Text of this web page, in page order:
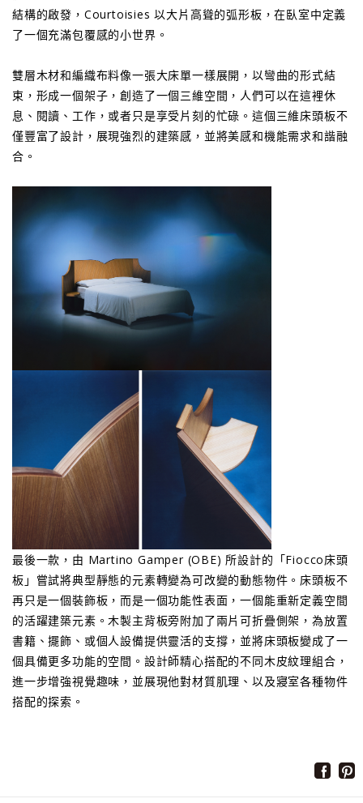
結構的啟發，Courtoisies 以大片高聳的弧形板，在臥室中定義
了一個充滿包覆感的小世界。
雙層木材和編織布料像一張大床單一樣展開，以彎曲的形式結
束，形成一個架子，創造了一個三維空間，人們可以在這裡休
息、閱讀、工作，或者只是享受片刻的忙碌。這個三維床頭板不
僅豐富了設計，展現強烈的建築感，並將美感和機能需求和諧融
合。
最後一款，由 Martino Gamper (OBE) 所設計的「Fiocco床頭
板」嘗試將典型靜態的元素轉變為可改變的動態物件。床頭板不
再只是一個裝飾板，而是一個功能性表面，一個能重新定義空間
的活躍建築元素。木製主背板旁附加了兩片可折疊側架，為放置
書籍、擺飾、或個人設備提供靈活的支撐，並將床頭板變成了一
個具備更多功能的空間。設計師精心搭配的不同木皮紋理組合，
進一步增強視覺趣味，並展現他對材質肌理、以及寢室各種物件
搭配的探索。